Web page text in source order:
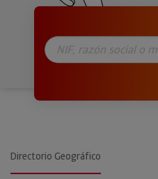
Directorio Geográfico